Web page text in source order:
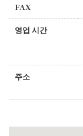
FAX
영업 시간
주소